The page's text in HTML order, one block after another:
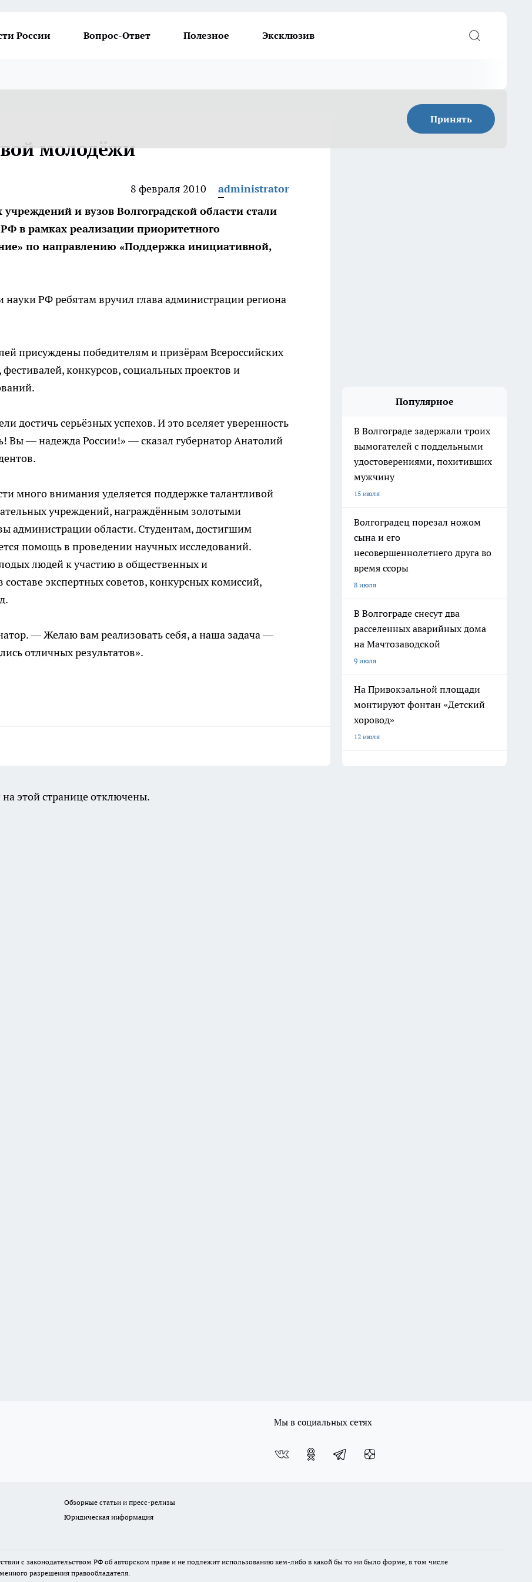
России Вопрос-Ответ Полезное Эксклюзив
Принять
молодёжи
8 февраля 2010
administrator
и вузов Волгоградской области стали
в рамках реализации приоритетного
по направлению «Поддержка инициативной,
РФ ребятам вручил глава администрации региона
присуждены победителям и призёрам Всероссийских
конкурсов, социальных проектов и
достичь серьёзных успехов. И это вселяет уверенность
Вы — надежда России!» — сказал губернатор Анатолий
много внимания уделяется поддержке талантливой
учреждений, награждённым золотыми
администрации области. Студентам, достигшим
помощь в проведении научных исследований.
людей к участию в общественных и
экспертных советов, конкурсных комиссий,
— Желаю вам реализовать себя, а наша задача —
отличных результатов».
Популярное
В Волгограде задержали троих
вымогателей с поддельными
удостоверениями, похитивших
мужчину
15 июля
Волгоградец порезал ножом
сына и его
несовершеннолетнего друга во
время ссоры
8 июля
В Волгограде снесут два
расселенных аварийных дома
на Мачтозаводской
9 июля
На Привокзальной площади
монтируют фонтан «Детский
хоровод»
12 июля
этой странице отключены.
Мы в социальных сетях
Обзорные статьи и пресс-релизы
Юридическая информация
с законодательством РФ об авторском праве и не подлежит использованию кем-либо в какой бы то ни было форме, в том числе
разрешения правообладателя.